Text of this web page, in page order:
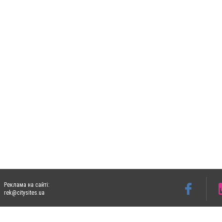
Реклама на сайті:
rek@citysites.ua